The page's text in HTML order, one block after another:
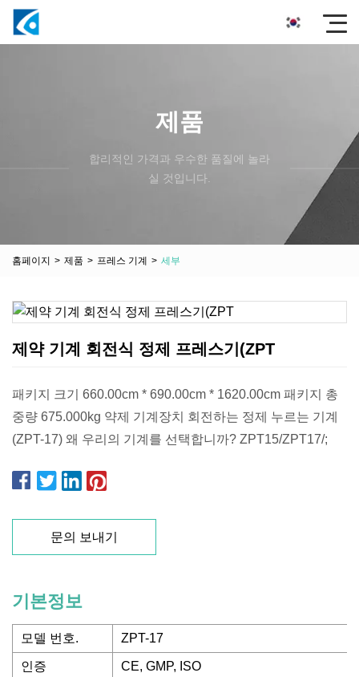
제품
합리적인 가격과 우수한 품질에 놀라
실 것입니다.
홈페이지 > 제품 > 프레스 기계 > 세부
제약 기계 회전식 정제 프레스기(ZPT
패키지 크기 660.00cm * 690.00cm * 1620.00cm 패키지 총
중량 675.000kg 약제 기계장치 회전하는 정제 누르는 기계
(ZPT-17) 왜 우리의 기계를 선택합니까? ZPT15/ZPT17/;
문의 보내기
기본정보
모델 번호. ZPT-17
인증 CE, GMP, ISO